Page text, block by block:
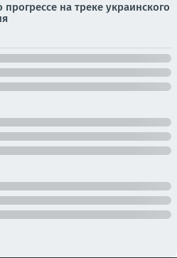
на треке украинского